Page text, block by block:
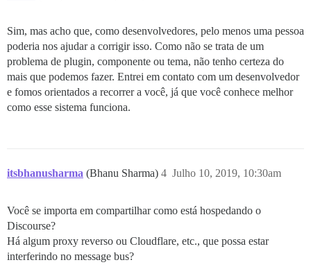
Sim, mas acho que, como desenvolvedores, pelo menos uma pessoa
poderia nos ajudar a corrigir isso. Como não se trata de um
problema de plugin, componente ou tema, não tenho certeza do
mais que podemos fazer. Entrei em contato com um desenvolvedor
e fomos orientados a recorrer a você, já que você conhece melhor
como esse sistema funciona.
itsbhanusharma (Bhanu Sharma) Julho 10, 2019, 10:30am
4
Você se importa em compartilhar como está hospedando o
Discourse?
Há algum proxy reverso ou Cloudflare, etc., que possa estar
interferindo no message bus?